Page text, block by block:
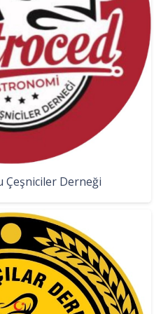
Çeşniciler Derneği